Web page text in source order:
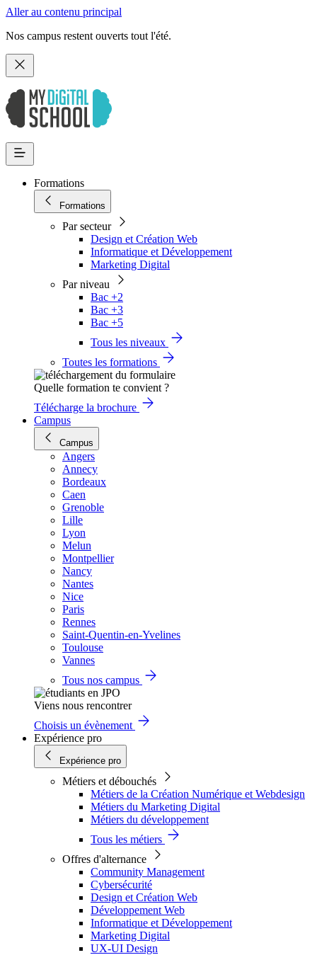
Aller au contenu principal
Nos campus restent ouverts tout l'été.
Formations
Formations
Par secteur
Design et Création Web
Informatique et Développement
Marketing Digital
Par niveau
Bac +2
Bac +3
Bac +5
Tous les niveaux
Toutes les formations
Quelle formation te convient ?
Télécharge la brochure
Campus
Campus
Angers
Annecy
Bordeaux
Caen
Grenoble
Lille
Lyon
Melun
Montpellier
Nancy
Nantes
Nice
Paris
Rennes
Saint-Quentin-en-Yvelines
Toulouse
Vannes
Tous nos campus
Viens nous rencontrer
Choisis un évènement
Expérience pro
Expérience pro
Métiers et débouchés
Métiers de la Création Numérique et Webdesign
Métiers du Marketing Digital
Métiers du développement
Tous les métiers
Offres d'alternance
Community Management
Cybersécurité
Design et Création Web
Développement Web
Informatique et Développement
Marketing Digital
UX-UI Design